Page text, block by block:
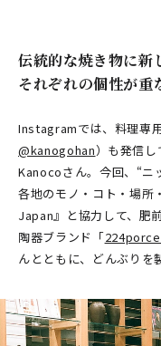
伝統的な焼き物に新
それぞれの個性が重
Instagramでは、料理専
@kanogohan）も発信し
Kanocoさん。今回、“ニ
各地のモノ・コト・場
Japan』と協力して、肥
陶器ブランド「
んとともに、どんぶりを